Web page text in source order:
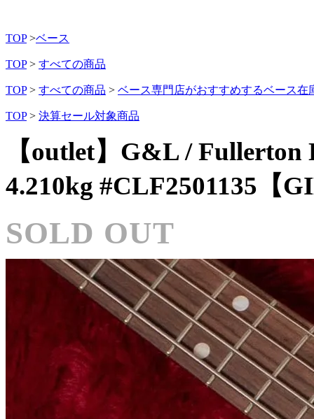
TOP >ベース
TOP > すべての商品
TOP > すべての商品 > ベース専門店がおすすめするベース在
TOP > 決算セール対象商品
【outlet】G&L / Fullerton
4.210kg #CLF2501135【
SOLD OUT